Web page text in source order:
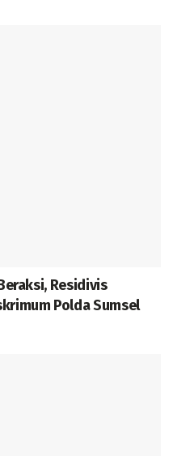
Residivis
Polda Sumsel